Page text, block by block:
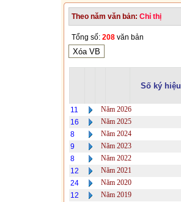
Theo năm văn bản: Chỉ thị
Tổng số: 208 văn bản
Số ký hiệu
11
Năm 2026
16
Năm 2025
8
Năm 2024
9
Năm 2023
8
Năm 2022
12
Năm 2021
24
Năm 2020
12
Năm 2019